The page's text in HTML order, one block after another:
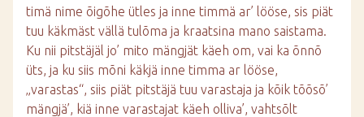
timä nime õigõhe ütles ja inne timmä ar’ lööse, sis piät
tuu käkmäst vällä tulõma ja kraatsina mano saistama.
Ku nii pitstäjäl jo’ mito mängjät käeh om, vai ka õnnõ
üts, ja ku siis mõni käkjä inne timma ar lööse,
„varastas“, siis piät pitstäjä tuu varastaja ja kõik tõõsõ’
mängjä’, kiä inne varastajat käeh olliva’, vahtsõlt